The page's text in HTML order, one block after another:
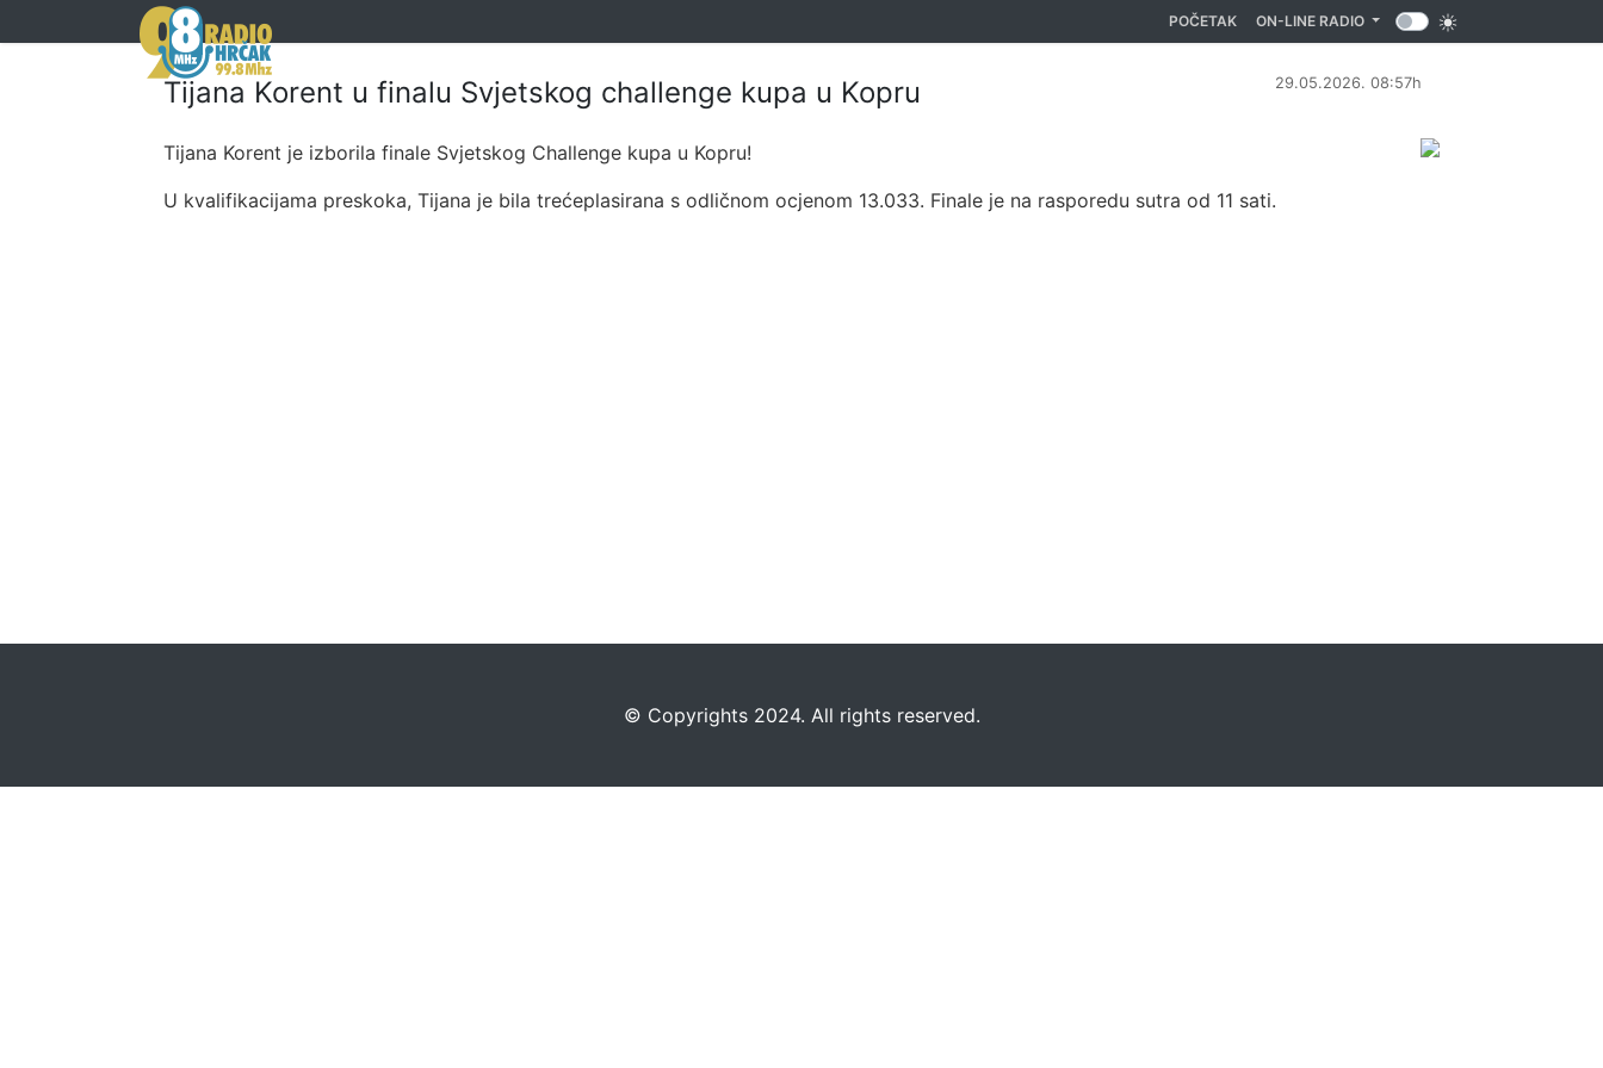
POČETAK(CURRENT)
ON-LINE RADIO
Tijana Korent u finalu Svjetskog challenge kupa u Kopru 29.05.2026. 08:57h
Tijana Korent je izborila finale Svjetskog Challenge kupa u Kopru!
U kvalifikacijama preskoka, Tijana je bila trećeplasirana s odličnom ocjenom 13.033. Finale je na rasporedu sutra od 11 sati.
©️ Copyrights 2024. All rights reserved.